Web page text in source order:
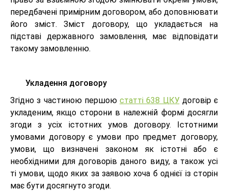
передбачені примірним договором, або доповнювати
його зміст. Зміст договору, що укладається на
підставі державного замовлення, має відповідати
такому замовленню.
Укладення договору
Згідно з частиною першою статті 638 ЦКУдоговір є
укладеним, якщо сторони в належній формі досягли
згоди з усіх істотних умов договору. Істотними
умовами договору є умови про предмет договору,
умови, що визначені законом як істотні або є
необхідними для договорів даного виду, а також усі
ті умови, щодо яких за заявою хоча б однієї із сторін
має бути досягнуто згоди.